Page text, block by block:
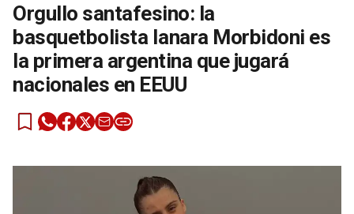
Orgullo santafesino: la
basquetbolista Ianara Morbidoni es
la primera argentina que jugará
nacionales en EEUU